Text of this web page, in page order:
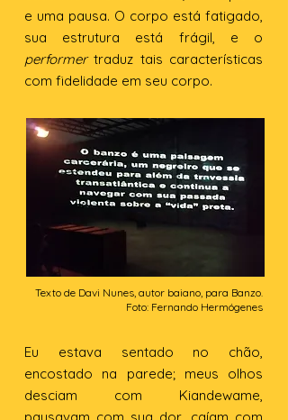
e uma pausa. O corpo está fatigado,
sua estrutura está frágil, e o
performertraduz tais características
com fidelidade em seu corpo.
Texto de Davi Nunes, autor baiano, para Banzo.
Foto: Fernando Hermógenes
Eu estava sentado no chão,
encostado na parede; meus olhos
desciam com Kiandewame,